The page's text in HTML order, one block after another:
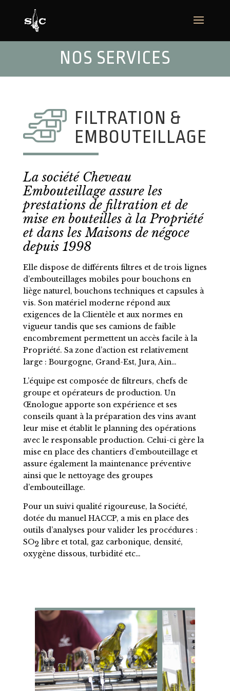
NOS SERVICES
FILTRATION &
EMBOUTEILLAGE
La société Cheveau
Embouteillage assure les
prestations de filtration et de
mise en bouteilles à la Propriété
et dans les Maisons de négoce
depuis 1998
Elle dispose de différents filtres et de trois lignes
d’embouteillages mobiles pour bouchons en
liège naturel, bouchons techniques et capsules à
vis. Son matériel moderne répond aux
exigences de la Clientèle et aux normes en
vigueur tandis que ses camions de faible
encombrement permettent un accès facile à la
Propriété. Sa zone d’action est relativement
large : Bourgogne, Grand-Est, Jura, Ain…
L’équipe est composée de filtreurs, chefs de
groupe et opérateurs de production. Un
Œnologue apporte son expérience et ses
conseils quant à la préparation des vins avant
leur mise et établit le planning des opérations
avec le responsable production. Celui-ci gère la
mise en place des chantiers d’embouteillage et
assure également la maintenance préventive
ainsi que le nettoyage des groupes
d’embouteillage.
Pour un suivi qualité rigoureuse, la Société,
dotée du manuel HACCP, a mis en place des
outils d’analyses pour valider les procédures :
SO2 libre et total, gaz carbonique, densité,
oxygène dissous, turbidité etc…